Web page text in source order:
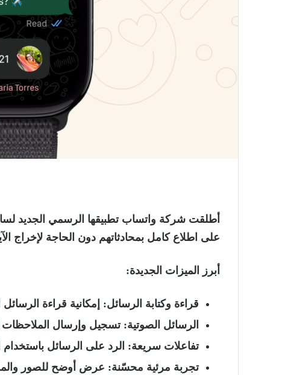
على اطلاع كامل بمحادثاتهم دون الحاجة لإخراج
أبرز الميزات الجديدة:
قراءة وكتابة الرسائل: إمكانية قراءة
الرسائل الصوتية: تسجيل وإرسال الملاحظات
تفاعلات سريعة: الرد على الرسائل باستخدام
تجربة مرئية محسّنة: عرض أوضح للصور